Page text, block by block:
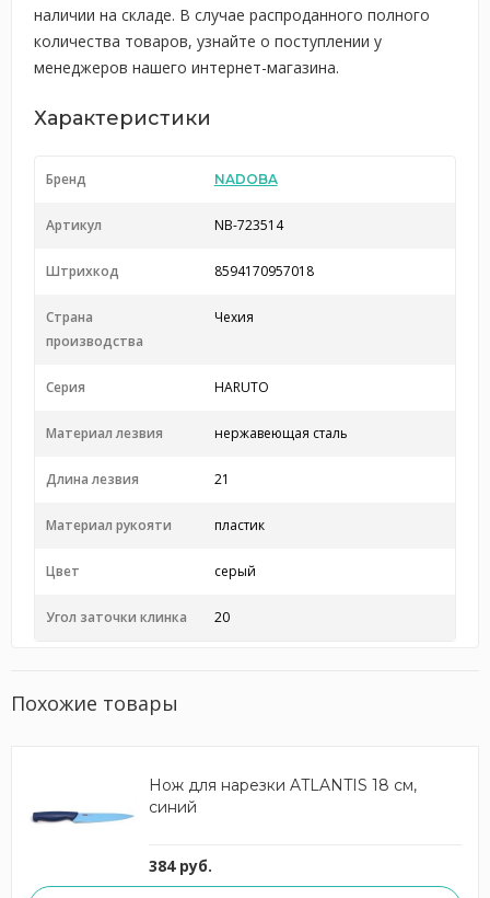
наличии на складе. В случае распроданного полного
количества товаров, узнайте о поступлении у
менеджеров нашего интернет-магазина.
Характеристики
Бренд NADOBA
Артикул NB-723514
Штрихкод 8594170957018
Страна
производства
Чехия
Серия HARUTO
Материал лезвия нержавеющая сталь
Длина лезвия 21
Материал рукояти пластик
Цвет серый
Угол заточки клинка 20
Похожие товары
Нож для нарезки ATLANTIS 18 см,
синий
384 руб.